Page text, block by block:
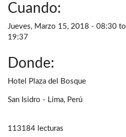
Cuando:
Jueves, Marzo 15, 2018 - 08:30 to
19:37
Donde:
Hotel Plaza del Bosque
San Isidro - Lima, Perú
113184 lecturas